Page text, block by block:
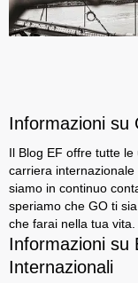
Informazioni su
Il Blog EF offre tutte le
carriera
siamo in continuo
speriamo che GO ti
che farai nella tua vita.
Informazioni su
Internazionali